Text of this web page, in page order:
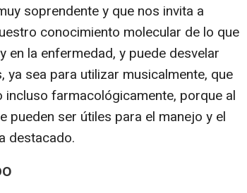
soprendente y que nos invita a
conocimiento molecular de lo que
en la enfermedad, y puede desvelar
ya sea para utilizar musicalmente, que
farmacológicamente, porque al
pueden ser útiles para el manejo y el
destacado.